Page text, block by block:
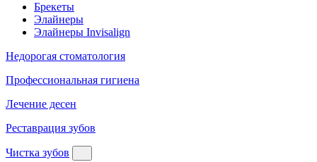
Брекеты
Элайнеры
Элайнеры Invisalign
Недорогая стоматология
Профессиональная гигиена
Лечение десен
Реставрация зубов
Чистка зубов